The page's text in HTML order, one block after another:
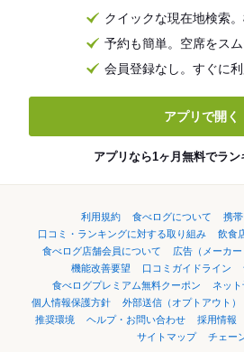
クイックな現在地検索
予約も簡単。空席をス
会員登録なし。すぐに
アプリで開く
アプリなら1ヶ月無料でラン
利用規約 食べログについて
携
口コミ・ランキングに対する取り組み
飲食
食べログ店舗会員について
広告（メーカ
機能改善要望
口コミガイドライン
食べログプレミアム無料クーポン
ネット
個人情報保護方針
外部送信（オプトアウト）
推奨環境
ヘルプ・お問い合わせ 採用情報
サイトマップ
チェー